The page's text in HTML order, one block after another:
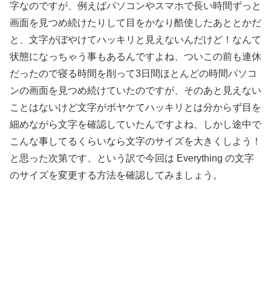
字なのですが、例えばパソコンやスマホで長い時間ずっと
画面を見つめ続けたりして目をかなり酷使したあととかだ
と、文字がぼやけてハッキリと見えないんだけど！なんて
状態になっちゃう事もあるんですよね、ついこの前も連休
だったので寝る時間を削って3日間ほとんどの時間パソコ
ンの画面を見つめ続けていたのですが、そのあと見えない
ことはないけど文字がボヤケてハッキリとは分からず目を
細めながら文字を確認していたんですよね、しかし途中で
こんな事してるくらいなら文字のサイズを大きくしよう！
と思った次第です、という訳で今回は Everything の文字
のサイズを変更する方法を確認してみましょう。